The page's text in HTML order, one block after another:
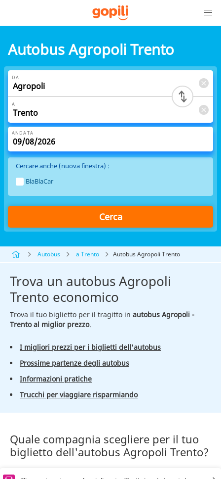
Autobus Agropoli Trento
DA
A
ANDATA
Cercare anche (nuova finestra) :
BlaBlaCar
Cerca
Autobus a Trento Autobus Agropoli Trento
Trova un autobus Agropoli
Trento economico
Trova il tuo biglietto per il tragitto in autobus Agropoli -
Trento al miglior prezzo.
I migliori prezzi per i biglietti dell'autobus
Prossime partenze degli autobus
Informazioni pratiche
Trucchi per viaggiare risparmiando
Quale compagnia scegliere per il tuo
biglietto dell'autobus Agropoli Trento?